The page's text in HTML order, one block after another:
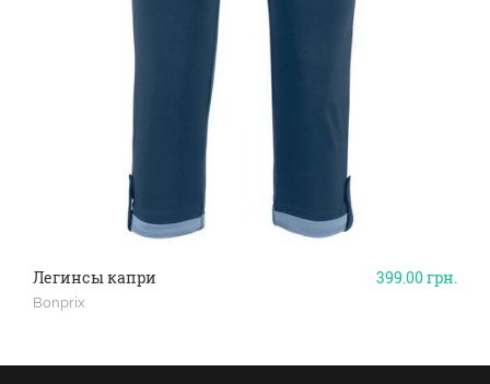
399.00грн.
Легинсы капри
Bonprix